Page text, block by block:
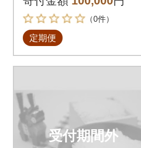
（0件）
定期便
受付期間外